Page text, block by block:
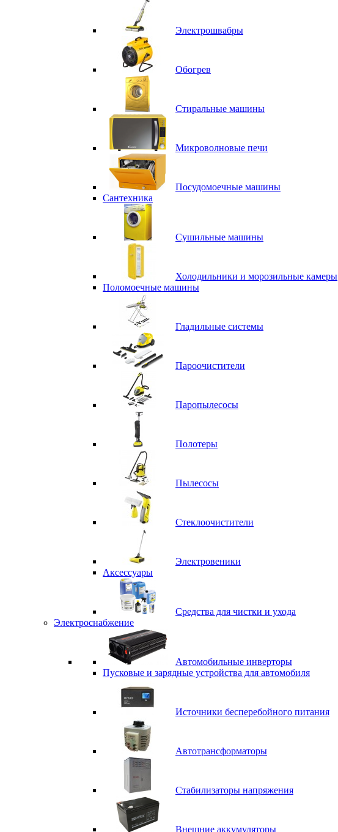
Электрошвабры
Обогрев
Стиральные машины
Микроволновые печи
Посудомоечные машины
Сантехника
Сушильные машины
Холодильники и морозильные камеры
Поломоечные машины
Гладильные системы
Пароочистители
Паропылесосы
Полотеры
Пылесосы
Стеклоочистители
Электровеники
Аксессуары
Средства для чистки и ухода
Электроснабжение
Автомобильные инверторы
Пусковые и зарядные устройства для автомобиля
Источники бесперебойного питания
Автотрансформаторы
Стабилизаторы напряжения
Внешние аккумуляторы